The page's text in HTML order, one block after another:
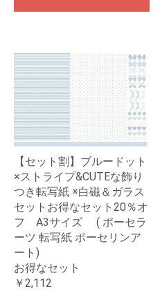
【セット割】ブルードット
×ストライプ&CUTEな飾り
つき転写紙 ※白磁＆ガラス
セットお得なセット20％オ
フ A3サイズ ( ポーセラ
ーツ 転写紙 ポーセリンア
ート)
お得なセット
￥2,112